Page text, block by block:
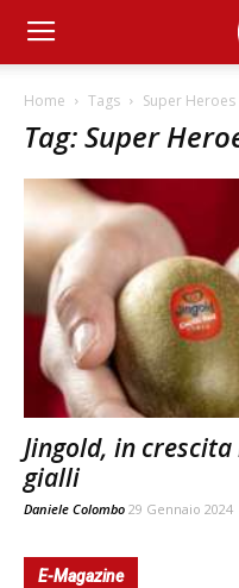
Home Tags Super
Tag: Super
Jingold, in
gialli
Daniele Colombo 29 Gennaio 2024
E-Magazine